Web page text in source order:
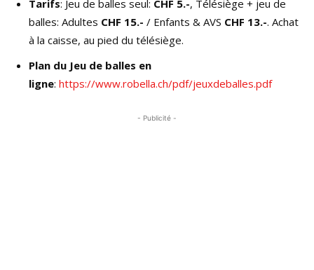
Tarifs: Jeu de balles seul: CHF 5.-, Télésiège + jeu de
balles: Adultes CHF 15.- / Enfants & AVS CHF 13.-. Achat
à la caisse, au pied du télésiège.
Plan du Jeu de balles en
ligne: https://www.robella.ch/pdf/jeuxdeballes.pdf
- Publicité -